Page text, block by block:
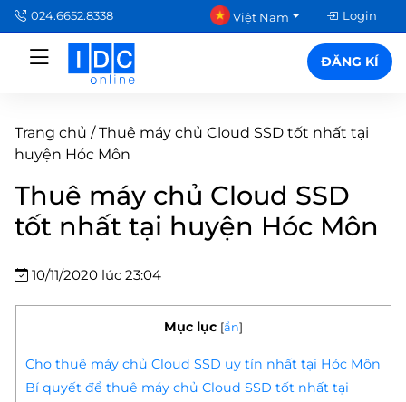
024.6652.8338 Việt Nam Login
ĐĂNG KÍ
Trang chủ /Thuê máy chủ Cloud SSD tốt nhất tại
huyện Hóc Môn
Thuê máy chủ Cloud SSD
tốt nhất tại huyện Hóc Môn
10/11/2020 lúc 23:04
Mục lục [ẩn]
Cho thuê máy chủ Cloud SSD uy tín nhất tại Hóc Môn
Bí quyết để thuê máy chủ Cloud SSD tốt nhất tại